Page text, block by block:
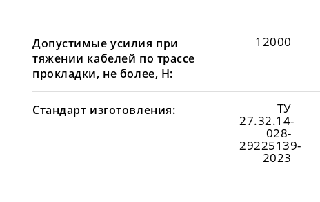
Допустимые усилия при
тяжении кабелей по трассе
прокладки, не более, Н:
12000
Стандарт изготовления: ТУ
27.32.14-
028-
29225139-
2023